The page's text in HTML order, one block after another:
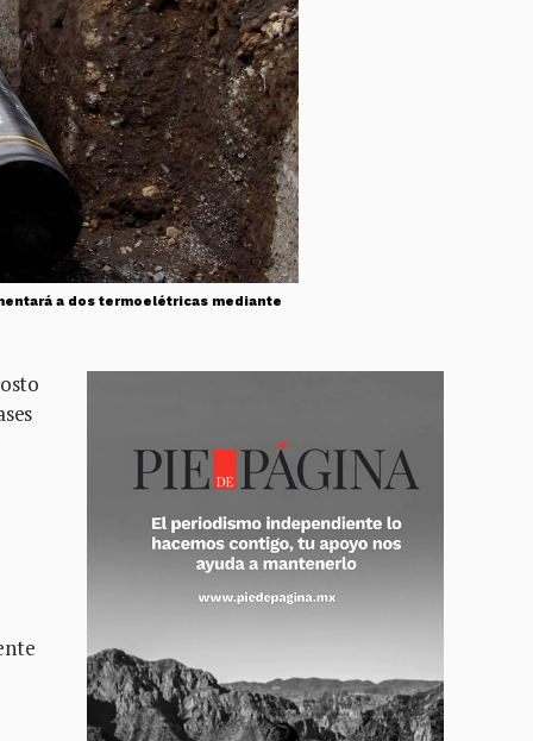
a dos termoelétricas mediante